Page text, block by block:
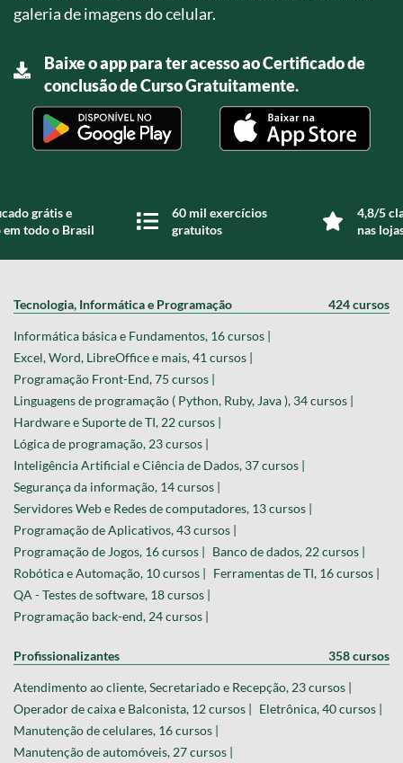
galeria de imagens do celular.
Baixe o app para ter acesso ao Certificado de
conclusão de Curso Gratuitamente.
grátis e
todo o Brasil
60 mil exercícios
gratuitos
4,8/5
nas
Tecnologia, Informática e Programação 424 cursos
Informática básica e Fundamentos, 16 cursos |
Excel, Word, LibreOffice e mais, 41 cursos |
Programação Front-End, 75 cursos |
Linguagens de programação ( Python, Ruby, Java ), 34 cursos |
Hardware e Suporte de TI, 22 cursos |
Lógica de programação, 23 cursos |
Inteligência Artificial e Ciência de Dados, 37 cursos |
Segurança da informação, 14 cursos |
Servidores Web e Redes de computadores, 13 cursos |
Programação de Aplicativos, 43 cursos |
Programação de Jogos, 16 cursos | Banco de dados, 22 cursos |
Robótica e Automação, 10 cursos | Ferramentas de TI, 16 cursos |
QA - Testes de software, 18 cursos |
Programação back-end, 24 cursos |
Profissionalizantes 358 cursos
Atendimento ao cliente, Secretariado e Recepção, 23 cursos |
Operador de caixa e Balconista, 12 cursos | Eletrônica, 40 cursos |
Manutenção de celulares, 16 cursos |
Manutenção de automóveis, 27 cursos |